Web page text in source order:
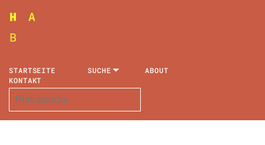
STARTSEITE SUCHE
ABOUT
KONTAKT